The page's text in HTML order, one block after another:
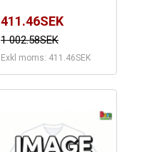
411.46SEK
1 002.58SEK
Exkl moms: 411.46SEK